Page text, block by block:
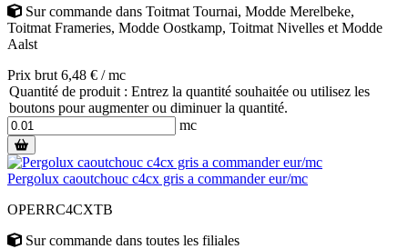
Sur commande dans Toitmat Tournai, Modde Merelbeke,
Toitmat Frameries, Modde Oostkamp, Toitmat Nivelles et Modde
Aalst
Prix brut 6,48 € / mc
Quantité de produit : Entrez la quantité souhaitée ou utilisez les
boutons pour augmenter ou diminuer la quantité.
mc
Pergolux caoutchouc c4cx gris a commander eur/mc
OPERRC4CXTB
Sur commande dans toutes les filiales